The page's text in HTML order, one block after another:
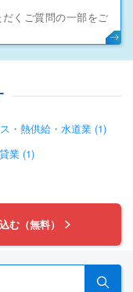
くご質問の一部をご
・熱供給・水道業 (1)
業 (1)
む（無料）